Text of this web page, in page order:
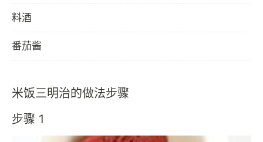
料酒
番茄酱
米饭三明治的做法步骤
步骤 1